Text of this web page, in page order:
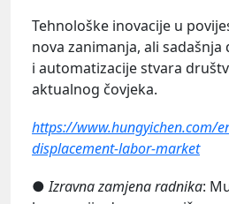
Tehnološke inovacije u
nova zanimanja, ali
i automatizacije stvara
aktualnog čovjeka.
https://www.hungyichen.com/
displacement-labor-market
●Izravna zamjena radnika: